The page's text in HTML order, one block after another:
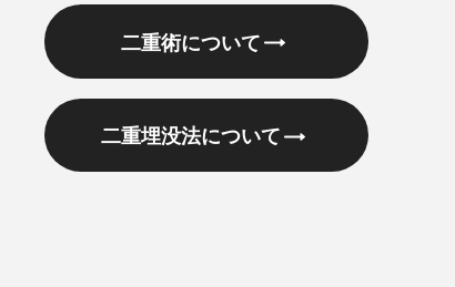
二重術について
二重埋没法について